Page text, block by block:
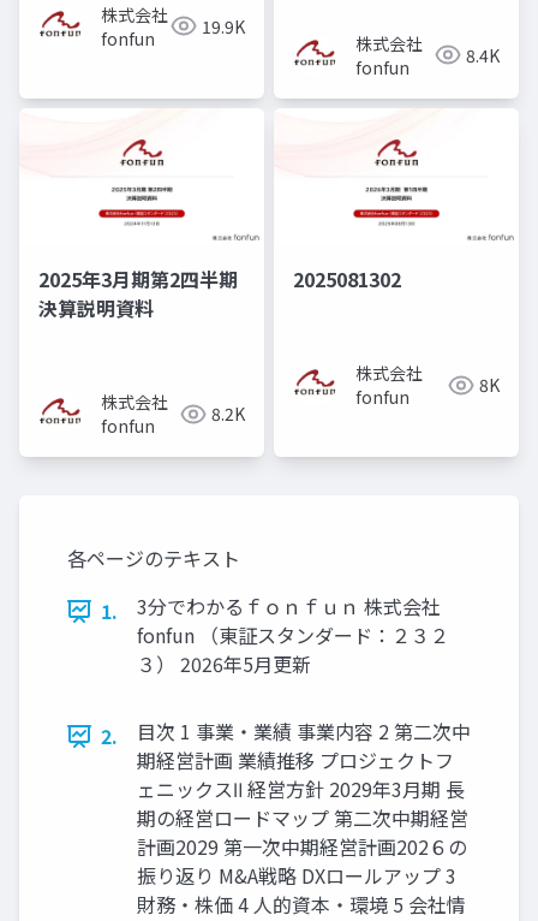
株式会社
fonfun
19.9K
株式会社
fonfun
8.4K
2025年3月期第2四半期
決算説明資料
株式会社
fonfun
8.2K
2025081302
株式会社
fonfun
8K
各ページのテキスト
1.
3分でわかるｆｏｎｆｕｎ 株式会社
fonfun （東証スタンダード：２３２
３） 2026年5月更新
2.
目次 1 事業・業績 事業内容 2 第二次中
期経営計画 業績推移 プロジェクトフ
ェニックスⅡ 経営方針 2029年3月期 長
期の経営ロードマップ 第二次中期経営
計画2029 第一次中期経営計画202６の
振り返り M&A戦略 DXロールアップ 3
財務・株価 4 人的資本・環境 5 会社情